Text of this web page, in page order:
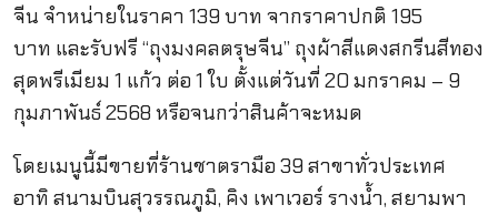
จีน จำหน่ายในราคา 139 บาท จากราคาปกติ 195
บาท และรับฟรี “ถุงมงคลตรุษจีน” ถุงผ้าสีแดงสกรีนสีทอง
สุดพรีเมียม 1 แก้ว ต่อ 1 ใบ ตั้งแต่วันที่ 20 มกราคม – 9
กุมภาพันธ์ 2568 หรือจนกว่าสินค้าจะหมด
โดยเมนูนี้มีขายที่ร้านชาตรามือ 39 สาขาทั่วประเทศ
อาทิ สนามบินสุวรรณภูมิ, คิง เพาเวอร์ รางน้ำ, สยามพา